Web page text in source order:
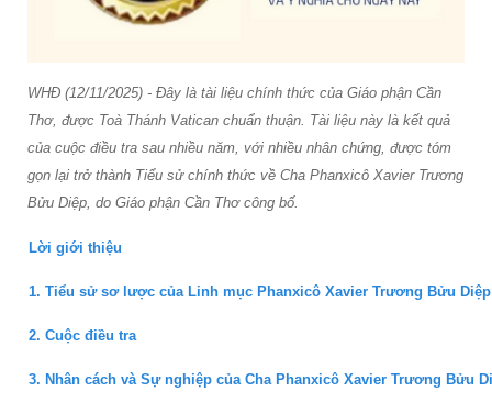
WHĐ (12/11/2025) - Đây là tài liệu chính thức của Giáo phận Cần
Thơ, được Toà Thánh Vatican chuẩn thuận. Tài liệu này là kết quả
của cuộc điều tra sau nhiều năm, với nhiều nhân chứng, được tóm
gọn lại trở thành Tiểu sử chính thức về Cha Phanxicô Xavier Trương
Bửu Diệp, do Giáo phận Cần Thơ công bố.
Lời giới thiệu
1. Tiểu sử sơ lược của Linh mục Phanxicô Xavier Trương Bửu Diệp
2. Cuộc điều tra
3. Nhân cách và Sự nghiệp của Cha Phanxicô Xavier Trương Bửu